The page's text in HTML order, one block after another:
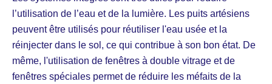
l’utilisation de l’eau et de la lumière. Les puits artésiens
peuvent être utilisés pour réutiliser l'eau usée et la
réinjecter dans le sol, ce qui contribue à son bon état. De
même, l'utilisation de fenêtres à double vitrage et de
fenêtres spéciales permet de réduire les méfaits de la